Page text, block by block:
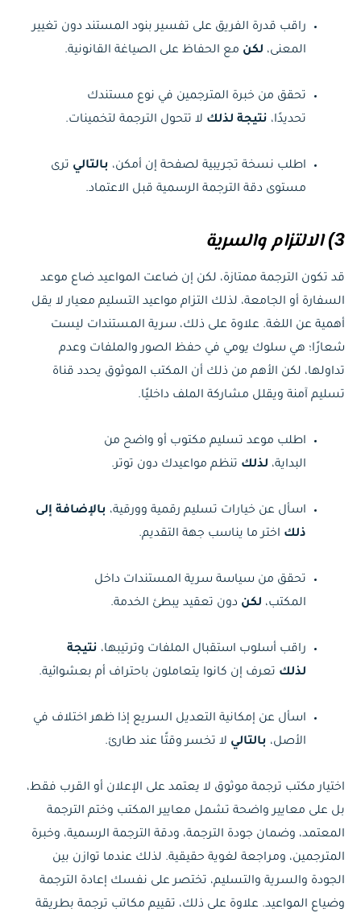
راقب قدرة الفريق على تفسير بنود المستند دون تغيير
المعنى، لكن مع الحفاظ على الصياغة القانونية.
تحقق من خبرة المترجمين في نوع مستندك
تحديدًا، نتيجة لذلك لا تتحول الترجمة لتخمينات.
اطلب نسخة تجريبية لصفحة إن أمكن، بالتالي ترى
مستوى دقة الترجمة الرسمية قبل الاعتماد.
3) الالتزام والسرية
قد تكون الترجمة ممتازة، لكن إن ضاعت المواعيد ضاع موعد
السفارة أو الجامعة، لذلك التزام مواعيد التسليم معيار لا يقل
أهمية عن اللغة. علاوة على ذلك، سرية المستندات ليست
شعارًا؛ هي سلوك يومي في حفظ الصور والملفات وعدم
تداولها، لكن الأهم من ذلك أن المكتب الموثوق يحدد قناة
تسليم آمنة ويقلل مشاركة الملف داخليًا.
اطلب موعد تسليم مكتوب أو واضح من
البداية، لذلك تنظم مواعيدك دون توتر.
اسأل عن خيارات تسليم رقمية وورقية، بالإضافة إلى
ذلك اختر ما يناسب جهة التقديم.
تحقق من سياسة سرية المستندات داخل
المكتب، لكن دون تعقيد يبطئ الخدمة.
راقب أسلوب استقبال الملفات وترتيبها، نتيجة
لذلك تعرف إن كانوا يتعاملون باحتراف أم بعشوائية.
اسأل عن إمكانية التعديل السريع إذا ظهر اختلاف في
الأصل، بالتالي لا تخسر وقتًا عند طارئ.
اختيار مكتب ترجمة موثوق لا يعتمد على الإعلان أو القرب فقط،
بل على معايير واضحة تشمل معايير المكتب وختم الترجمة
المعتمد، وضمان جودة الترجمة، ودقة الترجمة الرسمية، وخبرة
المترجمين، ومراجعة لغوية حقيقية. لذلك عندما توازن بين
الجودة والسرية والتسليم، تختصر على نفسك إعادة الترجمة
وضياع المواعيد. علاوة على ذلك، تقييم مكاتب ترجمة بطريقة